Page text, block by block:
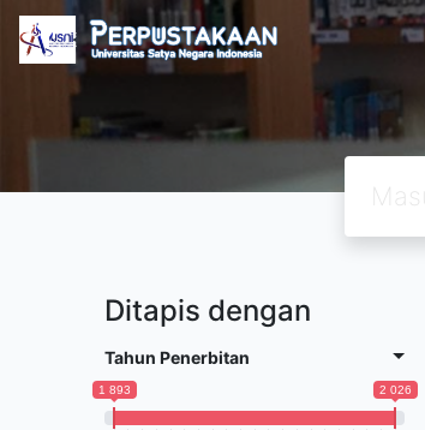
Ditapis dengan
Tahun Penerbitan
1 893 2 026